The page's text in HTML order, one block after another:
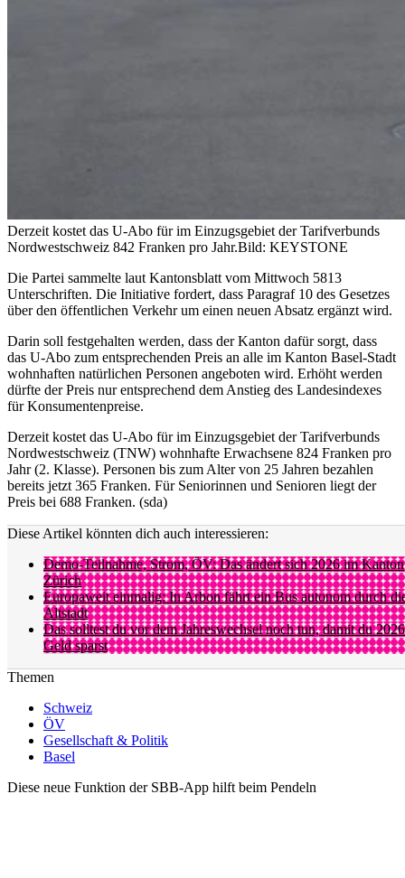
Derzeit kostet das U-Abo für im Einzugsgebiet der Tarifverbunds
Nordwestschweiz 842 Franken pro Jahr.Bild: KEYSTONE
Die Partei sammelte laut Kantonsblatt vom Mittwoch 5813
Unterschriften. Die Initiative fordert, dass Paragraf 10 des Gesetzes
über den öffentlichen Verkehr um einen neuen Absatz ergänzt wird.
Darin soll festgehalten werden, dass der Kanton dafür sorgt, dass
das U-Abo zum entsprechenden Preis an alle im Kanton Basel-Stadt
wohnhaften natürlichen Personen angeboten wird. Erhöht werden
dürfte der Preis nur entsprechend dem Anstieg des Landesindexes
für Konsumentenpreise.
Derzeit kostet das U-Abo für im Einzugsgebiet der Tarifverbunds
Nordwestschweiz (TNW) wohnhafte Erwachsene 824 Franken pro
Jahr (2. Klasse). Personen bis zum Alter von 25 Jahren bezahlen
bereits jetzt 365 Franken. Für Seniorinnen und Senioren liegt der
Preis bei 688 Franken. (sda)
Diese Artikel könnten dich auch interessieren:
Demo-Teilnahme, Strom, ÖV: Das ändert sich 2026 im Kanton
Zürich
Europaweit einmalig: In Arbon fährt ein Bus autonom durch
Altstadt
Das solltest du vor dem Jahreswechsel noch tun, damit du 2026
Geld sparst
Themen
Schweiz
ÖV
Gesellschaft & Politik
Basel
Diese neue Funktion der SBB-App hilft beim Pendeln